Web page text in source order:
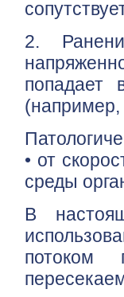
2.
попадает
(например,
• от
среды
В
потоком